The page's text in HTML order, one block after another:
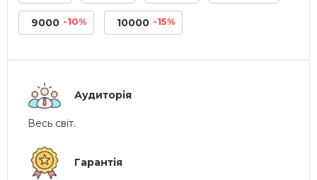
9000 -10% 10000 -15%
Аудиторія
Весь світ.
Гарантія